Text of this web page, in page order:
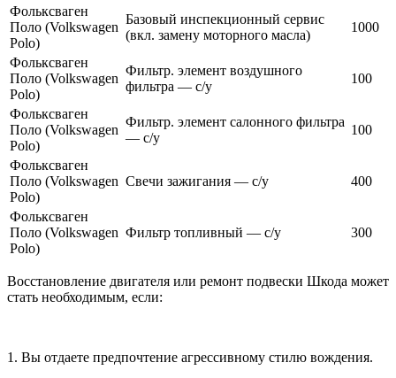
Фольксваген
Поло (Volkswagen
Polo)
Базовый инспекционный сервис
(вкл. замену моторного масла)
1000
Фольксваген
Поло (Volkswagen
Polo)
Фильтр. элемент воздушного
фильтра — с/у
100
Фольксваген
Поло (Volkswagen
Polo)
Фильтр. элемент салонного фильтра
— с/у
100
Фольксваген
Поло (Volkswagen
Polo)
Cвечи зажигания — с/у 400
Фольксваген
Поло (Volkswagen
Polo)
Фильтр топливный — с/у 300
Восстановление двигателя или ремонт подвески Шкода может
стать необходимым, если:
1. Вы отдаете предпочтение агрессивному стилю вождения.